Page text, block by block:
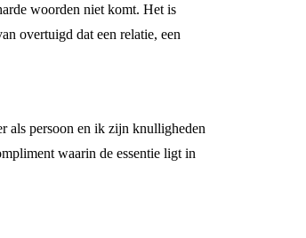
woorden niet komt. Het is
overtuigd dat een relatie, een
als persoon en ik zijn knulligheden
waarin de essentie ligt in